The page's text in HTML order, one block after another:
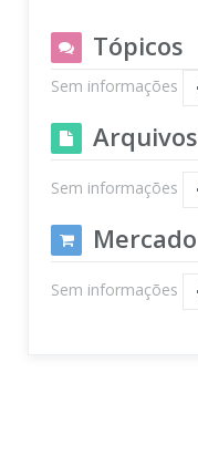
Tópicos
Sem informações
Arquivos
Sem informações
Mercado
Sem informações